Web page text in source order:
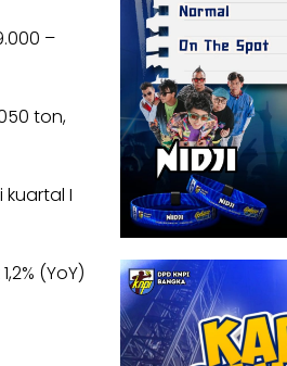
–
ton,
I
(YoY)